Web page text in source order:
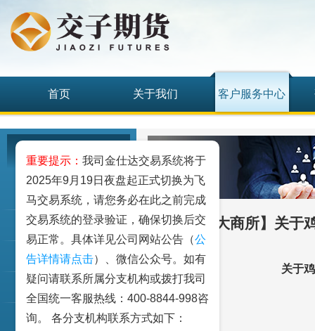
首页 关于我们 客户服务中心
我要开户
期权仿真
客户手册
账单查询
【大商所】关于
关于
各有关单位：
重要提示： 我司金仕达交易系统将于
2025年9月19日夜盘起正式切换为飞
马交易系统，请您务必在此之前完成
交易系统的登录验证，确保切换后交
易正常。具体详见公司网站公告（公
告详情请点击）、微信公众号。如有
疑问请联系所属分支机构或拨打我司
全国统一客服热线：400-8844-998咨
询。 各分支机构联系方式如下：